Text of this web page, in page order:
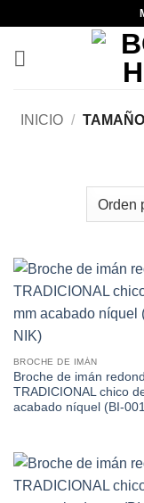
content
INICIO /
BROCHE DE IMÁN
Broche de imán
TRADICIONAL chico
acabado níquel (BI-